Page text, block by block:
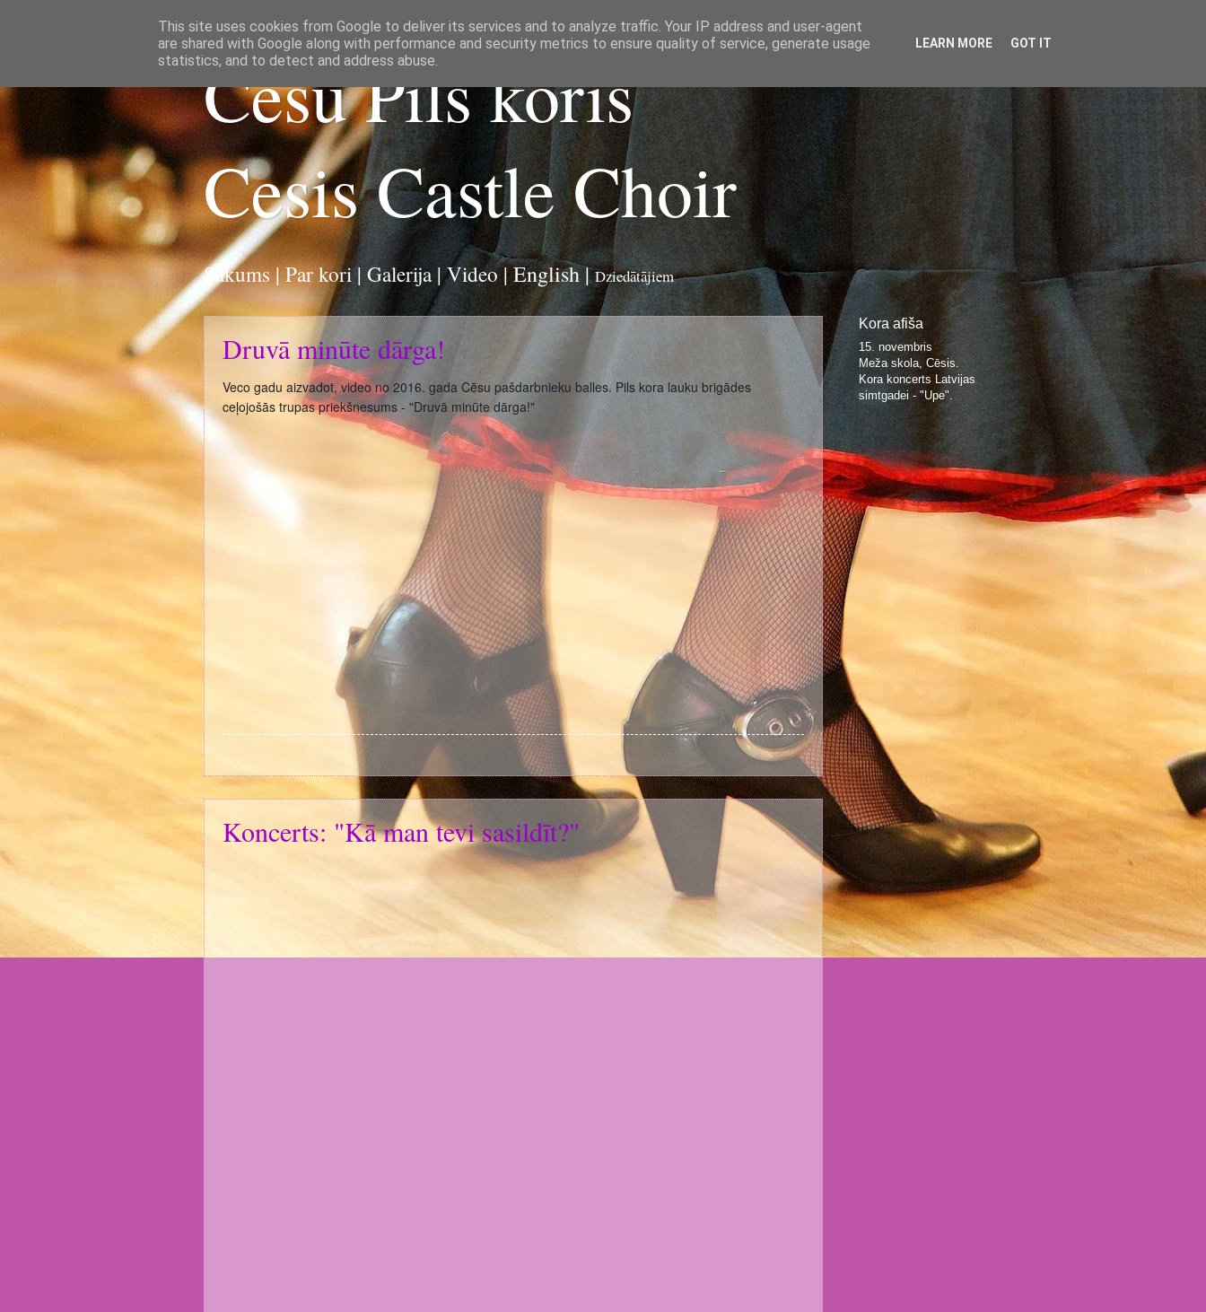
Cēsu Pils koris
Cesis Castle Choir
Sākums|Par kori|Galerija|Video|English|Dziedātājiem
Druvā minūte dārga!
Veco gadu aizvadot, video no 2016. gada Cēsu pašdarbnieku balles. Pils kora lauku brigādes
ceļojošās trupas priekšnesums - "Druvā minūte dārga!"
Koncerts: "Kā man tevi sasildīt?"
Kora afiša
15. novembris
Meža skola, Cēsis.
Kora koncerts Latvijas
simtgadei - "Upe".
This site uses cookies from Google to deliver its services and to analyze traffic. Your IP address and user-agent
are shared with Google along with performance and security metrics to ensure quality of service, generate usage
statistics, and to detect and address abuse.
LEARN MORE GOT IT